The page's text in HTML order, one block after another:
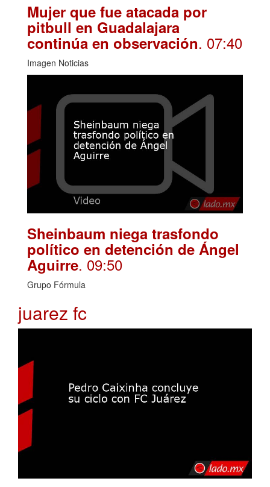
Mujer que fue atacada por
pitbull en Guadalajara
continúa en observación. 07:40
Imagen Noticias
Sheinbaum niega trasfondo
político en detención de Ángel
Aguirre. 09:50
Grupo Fórmula
juarez fc